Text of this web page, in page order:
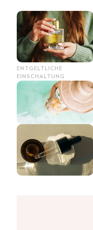
ENTGELTLICHE
EINSCHALTUNG